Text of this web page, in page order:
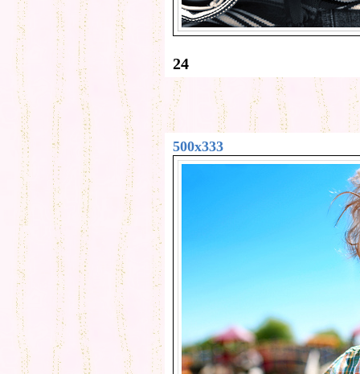
24
500x333